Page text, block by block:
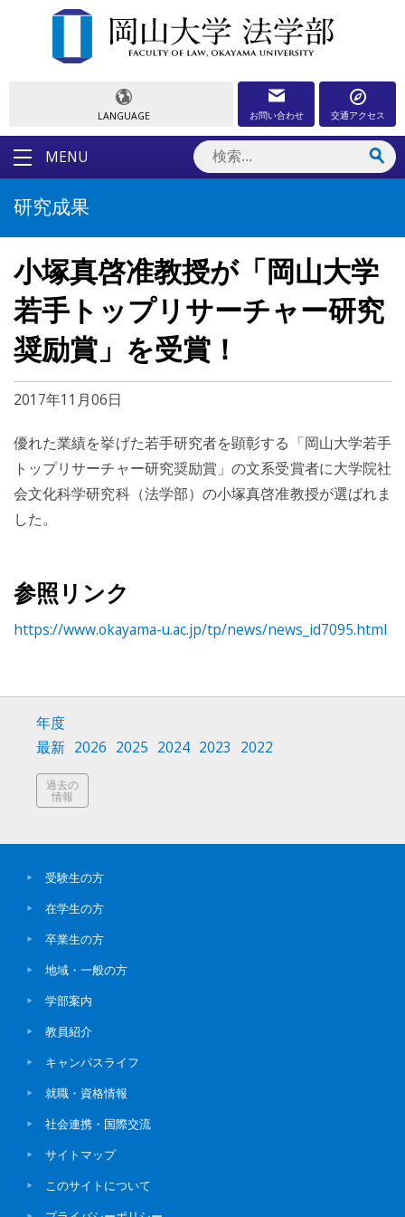
LANGUAGE お問い合わせ 交通アクセス
MENU
研究成果
小塚真啓准教授が「岡山大学
若手トップリサーチャー研究
奨励賞」を受賞！
2017年11月06日
優れた業績を挙げた若手研究者を顕彰する「岡山大学若手
トップリサーチャー研究奨励賞」の文系受賞者に大学院社
会文化科学研究科（法学部）の小塚真啓准教授が選ばれま
した。
参照リンク
https://www.okayama-u.ac.jp/tp/news/news_id7095.html
年度
最新 2026 2025 2024 2023 2022
過去の
情報
受験生の方
在学生の方
卒業生の方
地域・一般の方
学部案内
教員紹介
キャンパスライフ
就職・資格情報
社会連携・国際交流
サイトマップ
このサイトについて